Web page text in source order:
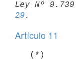
Ley Nº
29
Artículo 11
   (*)